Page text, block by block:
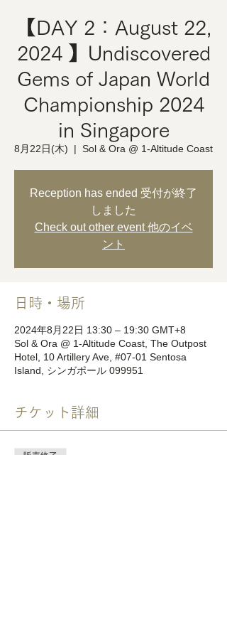
【DAY 2：August 22,
2024 】Undiscovered
Gems of Japan World
Championship 2024
in Singapore
8月22日(木)
  |
Sol & Ora @ 1-Altitude Coast
Reception has ended 受付が終了
しました
Check out other event 他のイベ
ント
日時・場所
2024年8月22日 13:30 – 19:30 GMT+8
Sol & Ora @ 1-Altitude Coast, The Outpost
Hotel, 10 Artillery Ave, #07-01 Sentosa
Island, シンガポール 099951
チケット詳細
販売終了